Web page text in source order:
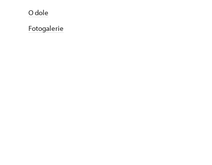
O dole
Fotogalerie